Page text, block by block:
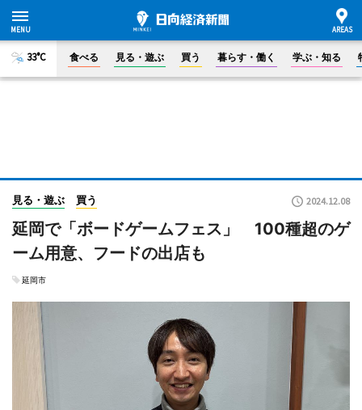
33°C 食べる 見る・遊ぶ 買う 暮らす・働く 学ぶ・知る
見る・遊ぶ 買う 2024.12.08
延岡で「ボードゲームフェス」 100種超のゲ
ーム用意、フードの出店も
延岡市